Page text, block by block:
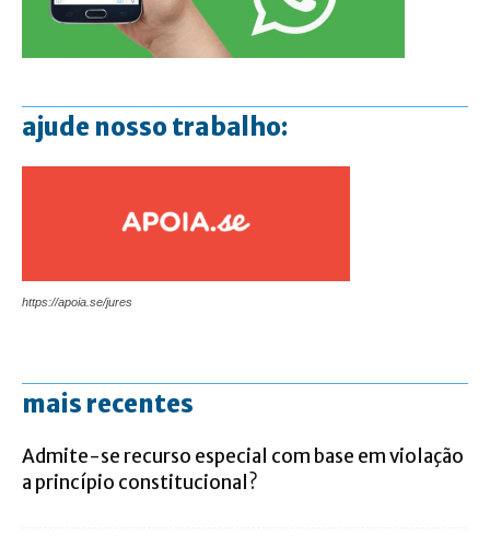
ajude nosso trabalho:
https://apoia.se/jures
mais recentes
Admite-se recurso especial com base em violação
a princípio constitucional?